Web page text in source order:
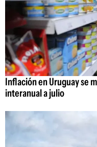
Inflación en Uruguay se
interanual a julio